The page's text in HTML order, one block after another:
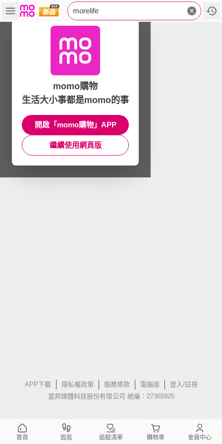
morelife
APP下載 隱私權政策 服務條款 電腦版
登入/註冊
富邦媒體科技股份有限公司 統編：27365925
momo購物
生活大小事都是momo的事
開啟「momo購物」APP
繼續使用網頁版
首頁 逛逛 追蹤清單 購物車 會員中心